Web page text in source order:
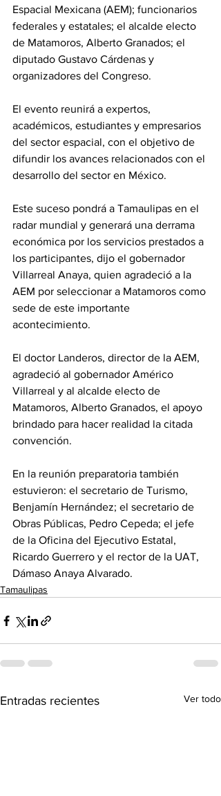
Espacial Mexicana (AEM); funcionarios
federales y estatales; el alcalde electo
de Matamoros, Alberto Granados; el
diputado Gustavo Cárdenas y
organizadores del Congreso.
El evento reunirá a expertos,
académicos, estudiantes y empresarios
del sector espacial, con el objetivo de
difundir los avances relacionados con el
desarrollo del sector en México.
Este suceso pondrá a Tamaulipas en el
radar mundial y generará una derrama
económica por los servicios prestados a
los participantes, dijo el gobernador
Villarreal Anaya, quien agradeció a la
AEM por seleccionar a Matamoros como
sede de este importante
acontecimiento.
El doctor Landeros, director de la AEM,
agradeció al gobernador Américo
Villarreal y al alcalde electo de
Matamoros, Alberto Granados, el apoyo
brindado para hacer realidad la citada
convención.
En la reunión preparatoria también
estuvieron: el secretario de Turismo,
Benjamín Hernández; el secretario de
Obras Públicas, Pedro Cepeda; el jefe
de la Oficina del Ejecutivo Estatal,
Ricardo Guerrero y el rector de la UAT,
Dámaso Anaya Alvarado.
Tamaulipas
Entradas recientes Ver todo